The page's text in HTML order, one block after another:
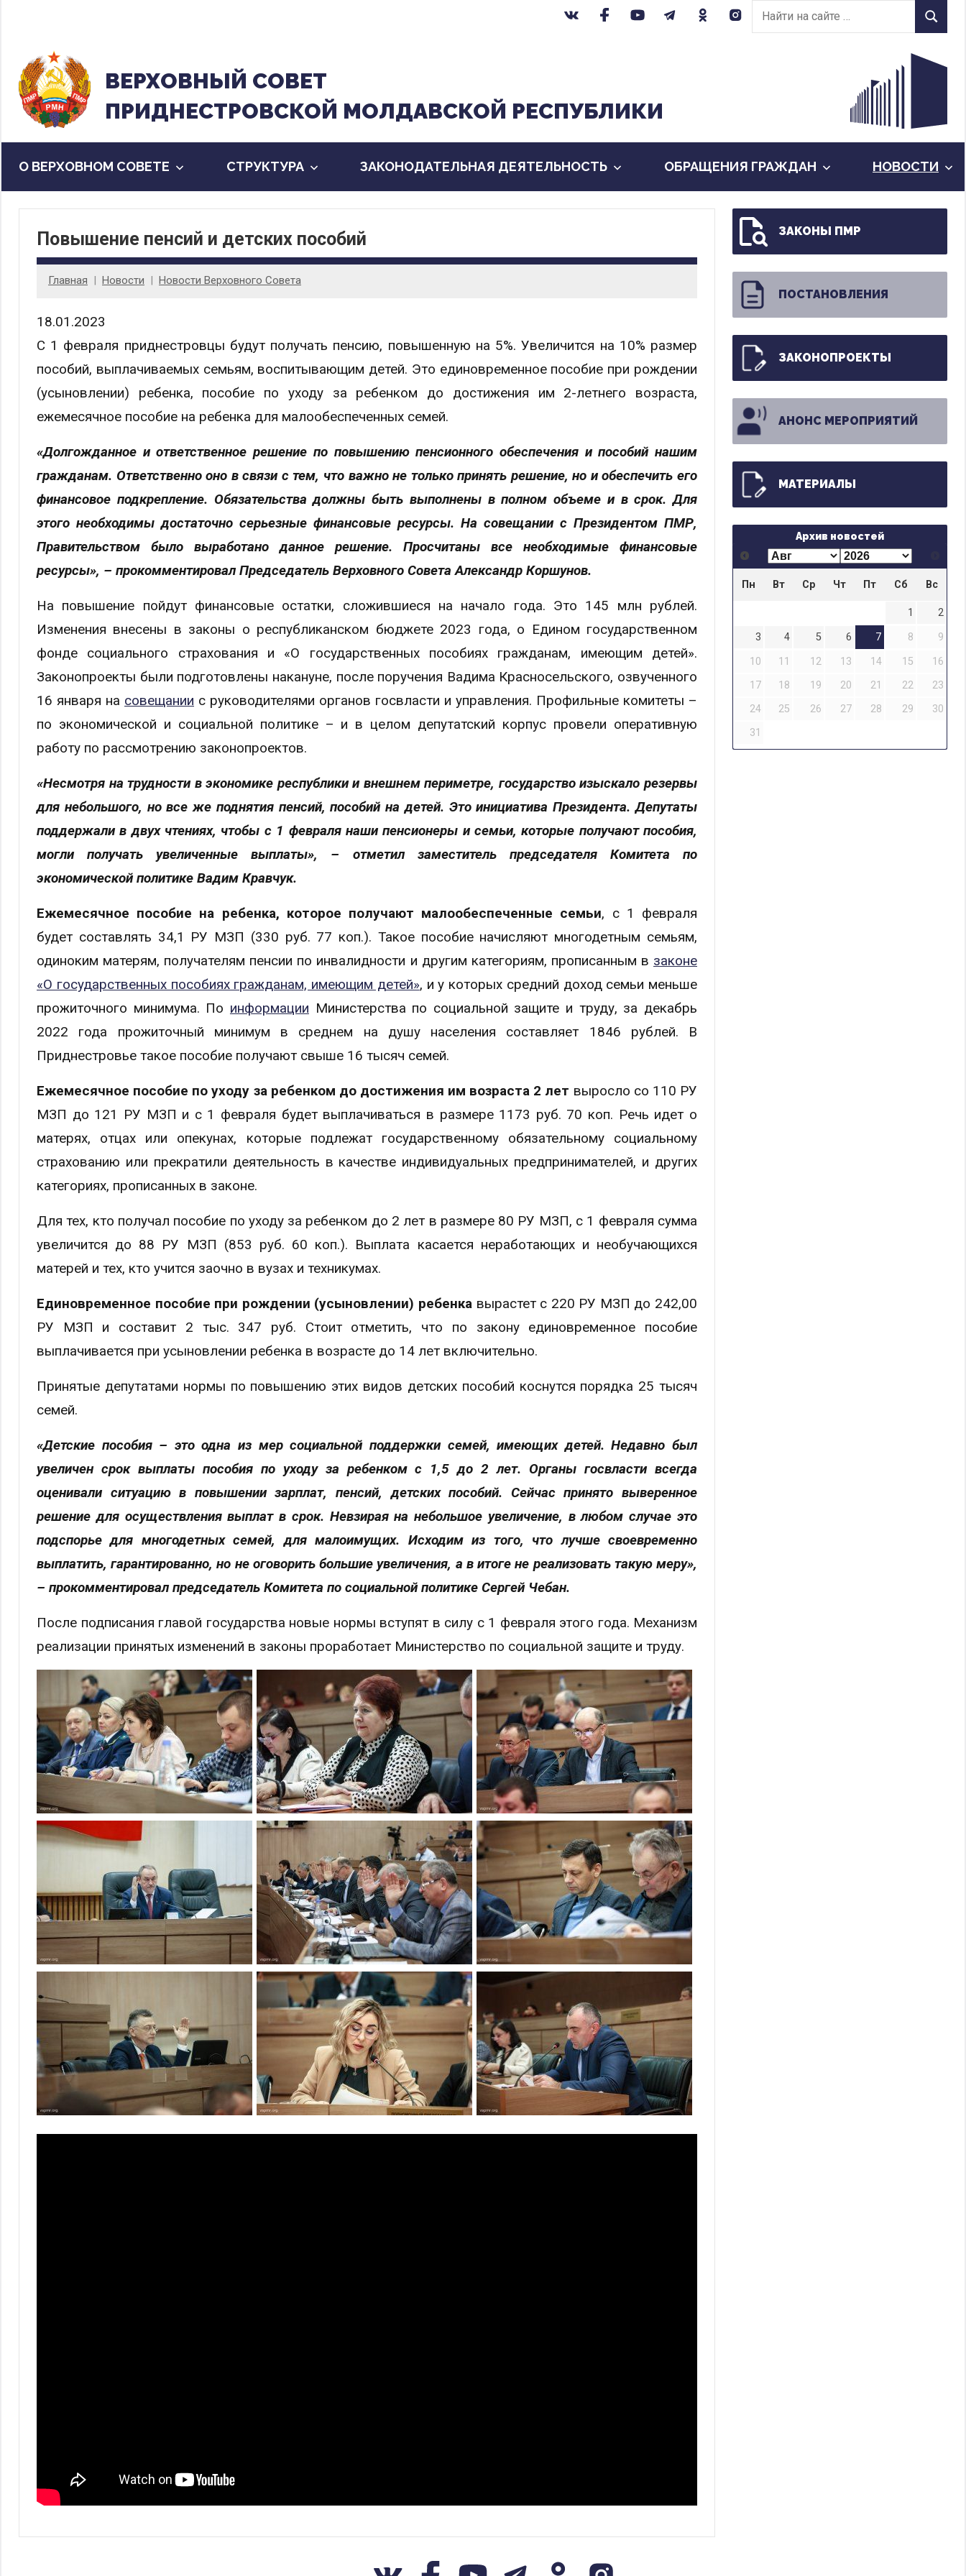
содержанию
Найти
на
Найти
ВЕРХОВНЫЙ CОВЕТ
ПРИДНЕСТРОВСКОЙ МОЛДАВСКОЙ РЕСПУБЛИКИ
О ВЕРХОВНОМ СОВЕТЕ CТРУКТУРА ЗАКОНОДАТЕЛЬНАЯ ДЕЯТЕЛЬНОСТЬ ОБРАЩЕНИЯ ГРАЖДАН НОВОСТИ
Повышение пенсий и детских пособий
Главная Новости Новости Верховного Совета
18.01.2023
С 1 февраля приднестровцы будут получать пенсию, повышенную на 5%. Увеличится на 10% размер
пособий, выплачиваемых семьям, воспитывающим детей. Это единовременное пособие при рождении
(усыновлении) ребенка, пособие по уходу за ребенком до достижения им 2-летнего возраста,
ежемесячное пособие на ребенка для малообеспеченных семей.
«Долгожданное и ответственное решение по повышению пенсионного обеспечения и пособий нашим
гражданам. Ответственно оно в связи с тем, что важно не только принять решение, но и обеспечить его
финансовое подкрепление. Обязательства должны быть выполнены в полном объеме и в срок. Для
этого необходимы достаточно серьезные финансовые ресурсы. На совещании с Президентом ПМР,
Правительством было выработано данное решение. Просчитаны все необходимые финансовые
ресурсы», – прокомментировал Председатель Верховного Совета Александр Коршунов.
На повышение пойдут финансовые остатки, сложившиеся на начало года. Это 145 млн рублей.
Изменения внесены в законы о республиканском бюджете 2023 года, о Едином государственном
фонде социального страхования и «О государственных пособиях гражданам, имеющим детей».
Законопроекты были подготовлены накануне, после поручения Вадима Красносельского, озвученного
16 января на совещании с руководителями органов госвласти и управления. Профильные комитеты –
по экономической и социальной политике – и в целом депутатский корпус провели оперативную
работу по рассмотрению законопроектов.
«Несмотря на трудности в экономике республики и внешнем периметре, государство изыскало резервы
для небольшого, но все же поднятия пенсий, пособий на детей. Это инициатива Президента. Депутаты
поддержали в двух чтениях, чтобы с 1 февраля наши пенсионеры и семьи, которые получают пособия,
могли получать увеличенные выплаты», – отметил заместитель председателя Комитета по
экономической политике Вадим Кравчук.
Ежемесячное пособие на ребенка, которое получают малообеспеченные семьи, с 1 февраля
будет составлять 34,1 РУ МЗП (330 руб. 77 коп.). Такое пособие начисляют многодетным семьям,
одиноким матерям, получателям пенсии по инвалидности и другим категориям, прописанным в законе
«О государственных пособиях гражданам, имеющим детей», и у которых средний доход семьи меньше
прожиточного минимума. По информации Министерства по социальной защите и труду, за декабрь
2022 года прожиточный минимум в среднем на душу населения составляет 1846 рублей. В
Приднестровье такое пособие получают свыше 16 тысяч семей.
Ежемесячное пособие по уходу за ребенком до достижения им возраста 2 лет выросло со 110 РУ
МЗП до 121 РУ МЗП и с 1 февраля будет выплачиваться в размере 1173 руб. 70 коп. Речь идет о
матерях, отцах или опекунах, которые подлежат государственному обязательному социальному
страхованию или прекратили деятельность в качестве индивидуальных предпринимателей, и других
категориях, прописанных в законе.
Для тех, кто получал пособие по уходу за ребенком до 2 лет в размере 80 РУ МЗП, с 1 февраля сумма
увеличится до 88 РУ МЗП (853 руб. 60 коп.). Выплата касается неработающих и необучающихся
матерей и тех, кто учится заочно в вузах и техникумах.
Единовременное пособие при рождении (усыновлении) ребенкавырастет с 220 РУ МЗП до 242,00
РУ МЗП и составит 2 тыс. 347 руб. Стоит отметить, что по закону единовременное пособие
выплачивается при усыновлении ребенка в возрасте до 14 лет включительно.
Принятые депутатами нормы по повышению этих видов детских пособий коснутся порядка 25 тысяч
семей.
«Детские пособия – это одна из мер социальной поддержки семей, имеющих детей. Недавно был
увеличен срок выплаты пособия по уходу за ребенком с 1,5 до 2 лет. Органы госвласти всегда
оценивали ситуацию в повышении зарплат, пенсий, детских пособий. Сейчас принято выверенное
решение для осуществления выплат в срок. Невзирая на небольшое увеличение, в любом случае это
подспорье для многодетных семей, для малоимущих. Исходим из того, что лучше своевременно
выплатить, гарантированно, но не оговорить большие увеличения, а в итоге не реализовать такую меру»,
– прокомментировал председатель Комитета по социальной политике Сергей Чебан.
После подписания главой государства новые нормы вступят в силу с 1 февраля этого года. Механизм
реализации принятых изменений в законы проработает Министерство по социальной защите и труду.
ЗАКОНЫ ПМР
ПОСТАНОВЛЕНИЯ
ЗАКОНОПРОЕКТЫ
АНОНС МЕРОПРИЯТИЙ
МАТЕРИАЛЫ
Архив новостей
Пн Вт Ср Чт Пт Сб Вс
1
2
3
4 5 6 7 8
9
10
11 12 13 14 15
16
17
18 19 20 21 22
23
24
25 26 27 28 29
30
31